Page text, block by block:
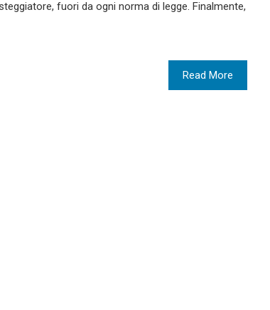
fuori da ogni norma di legge. Finalmente,
Read More